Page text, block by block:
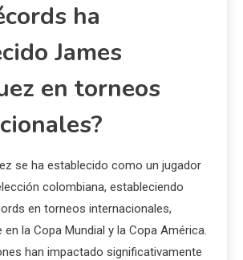
ha
James
en torneos
se ha establecido como un jugador
colombiana, estableciendo
en torneos internacionales,
la Copa Mundial y la Copa América.
han impactado significativamente